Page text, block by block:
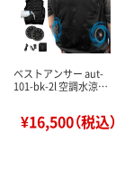
ベストアンサー aut-
101-bk-2l 空調水涼…
¥16,500（税込）